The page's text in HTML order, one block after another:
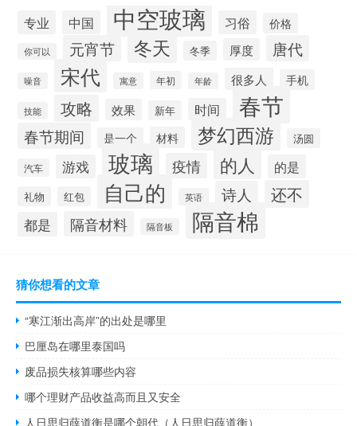
专业 中国 中空玻璃 习俗 价格
你可以 元宵节 冬天 冬季 厚度 唐代
噪音 宋代 寓意 年初 年龄 很多人 手机
技能 攻略 效果 新年 时间 春节
春节期间 是一个 材料 梦幻西游 汤圆
汽车 游戏 玻璃 疫情 的人 的是
礼物 红包 自己的 英语 诗人 还不
都是 隔音材料 隔音板 隔音棉
猜你想看的文章
“寒江渐出高岸”的出处是哪里
巴厘岛在哪里泰国吗
废品损失核算哪些内容
哪个理财产品收益高而且又安全
人日思归薛道衡是哪个朝代（人日思归薛道衡）